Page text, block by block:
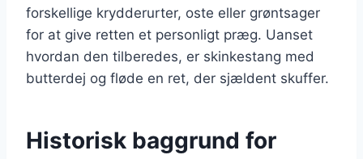
forskellige krydderurter, oste eller grøntsager
for at give retten et personligt præg. Uanset
hvordan den tilberedes, er skinkestang med
butterdej og fløde en ret, der sjældent skuffer.
Historisk baggrund for